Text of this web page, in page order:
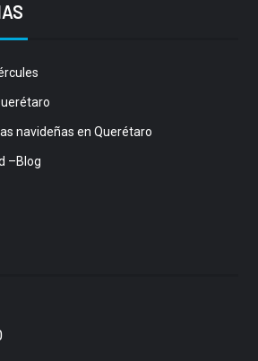
navideñas en Querétaro
–Blog